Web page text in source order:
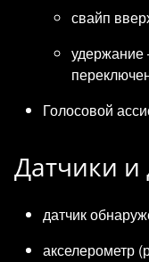
свайп
Голосовой
Датчики
датчик
акселерометр